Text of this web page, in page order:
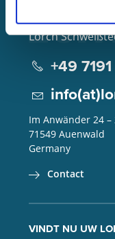
Lorch
+49
Im Anwänder 24 –
71549 Auenwald
Germany
Contact
VINDT NU UW